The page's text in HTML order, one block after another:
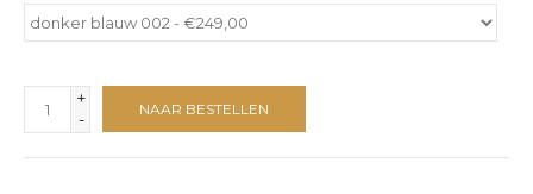
+
-
NAAR BESTELLEN